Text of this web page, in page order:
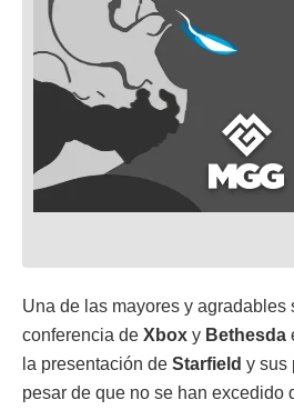
Una de las mayores y agradables
conferencia de Xbox y Bethesda
la presentación de Starfield y sus
pesar de que no se han excedido